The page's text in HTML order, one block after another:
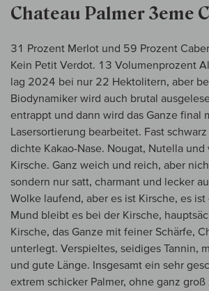
Chateau Palmer 3eme
31 Prozent Merlot und 59 Prozent
Kein Petit Verdot. 13 Volumenprozent
lag 2024 bei nur 22 Hektolitern, aber
Biodynamiker wird auch brutal
entrappt und dann wird das Ganze final
Lasersortierung bearbeitet. Fast
dichte Kakao-Nase. Nougat, Nutella und
Kirsche. Ganz weich und reich, aber
sondern nur satt, charmant und lecker
Wolke laufend, aber es ist Kirsche, es
Mund bleibt es bei der Kirsche,
Kirsche, das Ganze mit feiner Schärfe,
unterlegt. Verspieltes, seidiges Tannin,
und gute Länge. Insgesamt ein sehr
extrem schicker Palmer, ohne ganz